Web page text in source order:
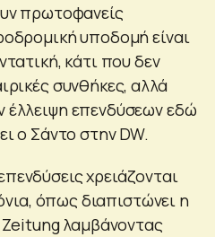
πρωτοφανείς
υποδομή είναι
κάτι που δεν
συνθήκες, αλλά
έλλειψη επενδύσεων εδώ
ο Σάντο στην DW.
χρειάζονται
όπως διαπιστώνει η
λαμβάνοντας